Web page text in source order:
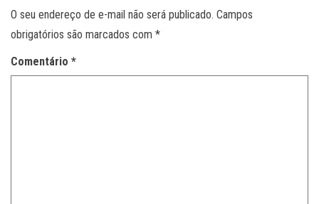
O seu endereço de e-mail não será publicado. Campos
obrigatórios são marcados com *
Comentário *